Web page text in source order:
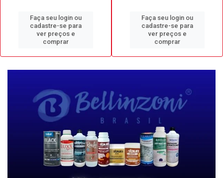
Faça seu login ou
cadastre-se para
ver preços e
comprar
Faça seu login ou
cadastre-se para
ver preços e
comprar